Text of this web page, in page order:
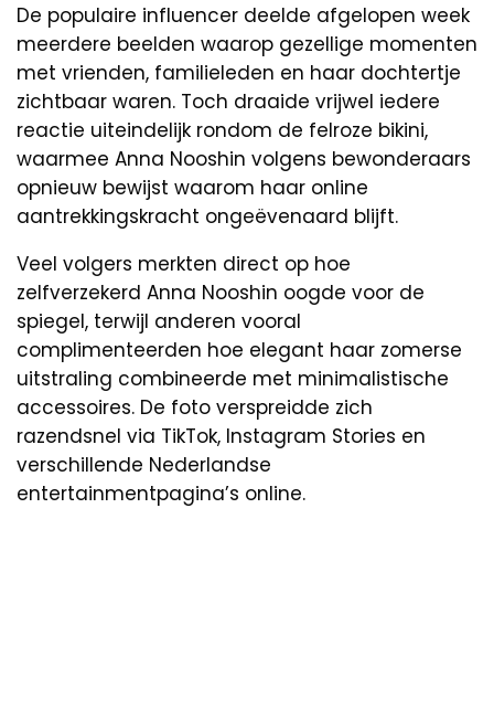
De populaire influencer deelde afgelopen week
meerdere beelden waarop gezellige momenten
met vrienden, familieleden en haar dochtertje
zichtbaar waren. Toch draaide vrijwel iedere
reactie uiteindelijk rondom de felroze bikini,
waarmee Anna Nooshin volgens bewonderaars
opnieuw bewijst waarom haar online
aantrekkingskracht ongeëvenaard blijft.
Veel volgers merkten direct op hoe
zelfverzekerd Anna Nooshin oogde voor de
spiegel, terwijl anderen vooral
complimenteerden hoe elegant haar zomerse
uitstraling combineerde met minimalistische
accessoires. De foto verspreidde zich
razendsnel via TikTok, Instagram Stories en
verschillende Nederlandse
entertainmentpagina’s online.